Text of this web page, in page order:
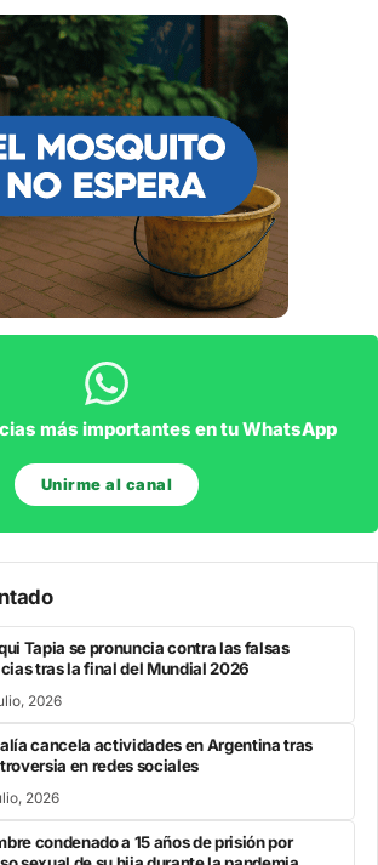
más importantes en tu WhatsApp
Unirme al canal
Tapia se pronuncia contra las falsas
tras la final del Mundial 2026
2026
cancela actividades en Argentina tras
en redes sociales
2026
condenado a 15 años de prisión por